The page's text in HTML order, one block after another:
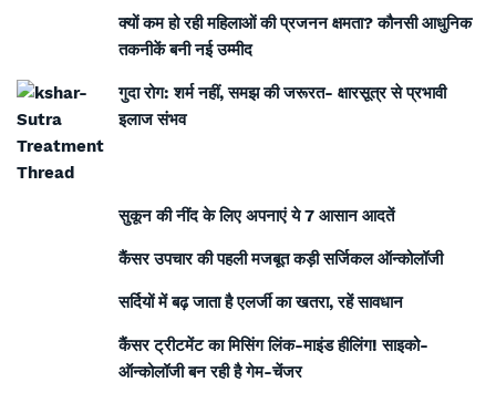
क्यों कम हो रही महिलाओं की प्रजनन क्षमता? कौनसी आधुनिक
तकनीकें बनी नई उम्मीद
गुदा रोग: शर्म नहीं, समझ की जरूरत- क्षारसूत्र से प्रभावी
इलाज संभव
सुकून की नींद के लिए अपनाएं ये 7 आसान आदतें
कैंसर उपचार की पहली मजबूत कड़ी सर्जिकल ऑन्कोलॉजी
सर्दियों में बढ़ जाता है एलर्जी का खतरा, रहें सावधान
कैंसर ट्रीटमेंट का मिसिंग लिंक-माइंड हीलिंग! साइको-
ऑन्कोलॉजी बन रही है गेम-चेंजर